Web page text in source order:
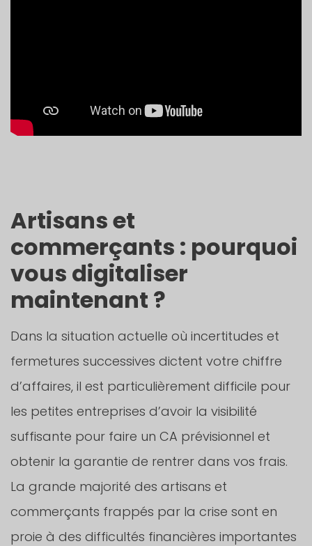
Artisans et
commerçants : pourquoi
vous digitaliser
maintenant ?
Dans la situation actuelle où incertitudes et
fermetures successives dictent votre chiffre
d’affaires, il est particulièrement difficile pour
les petites entreprises d’avoir la visibilité
suffisante pour faire un CA prévisionnel et
obtenir la garantie de rentrer dans vos frais.
La grande majorité des artisans et
commerçants frappés par la crise sont en
proie à des difficultés financières importantes